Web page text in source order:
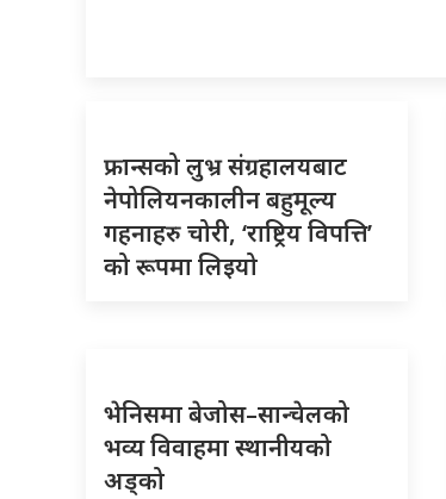
फ्रान्सको लुभ्र संग्रहालयबाट
नेपोलियनकालीन बहुमूल्य
गहनाहरु चोरी, ‘राष्ट्रिय विपत्ति’
को रूपमा लिइयो
भेनिसमा बेजोस–सान्चेलको
भव्य विवाहमा स्थानीयको
अड्को